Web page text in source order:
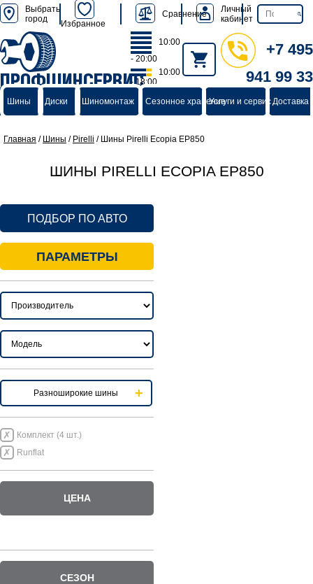
Выбрать
город
Избранное
Сравнение
Личный
кабинет
ПРОФШИНСЕРВИС
группа компаний
10:00
- 20:00
10:00
- 18:00
+7 495
941 99 33
Шины Диски Шиномонтаж Сезонное хранениеУслуги и сервисДоставка
Главная / Шины / Pirelli / Шины Pirelli Ecopia EP850
ШИНЫ PIRELLI ECOPIA EP850
ПОДБОР ПО АВТО
ПАРАМЕТРЫ
Разноширокие шины
Комплект (4 шт.)
Runflat
ЦЕНА
СЕЗОН